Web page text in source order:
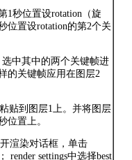
1秒位置设rotation（旋
位置设rotation的第2个关
选中其中的两个关键帧进
的关键帧应用在图层2
贴到图层1上。并将图层
位置上。
开渲染对话框，单击
render settings中选择best